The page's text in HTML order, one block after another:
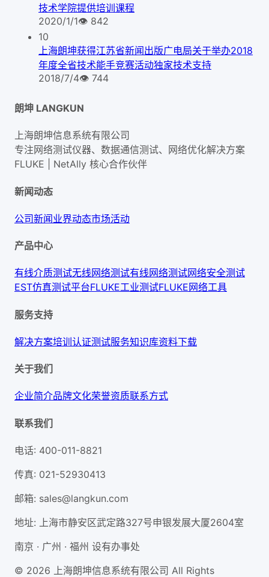
技术学院提供培训课程
2020/1/1👁 842
10
上海朗坤获得江苏省新闻出版广电局关于举办2018
年度全省技术能手竞赛活动独家技术支持
2018/7/4👁 744
朗坤 LANGKUN
上海朗坤信息系统有限公司
专注网络测试仪器、数据通信测试、网络优化解决方案
FLUKE | NetAlly 核心合作伙伴
新闻动态
公司新闻业界动态市场活动
产品中心
有线介质测试无线网络测试有线网络测试网络安全测试
EST仿真测试平台FLUKE工业测试FLUKE网络工具
服务支持
解决方案培训认证测试服务知识库资料下载
关于我们
企业简介品牌文化荣誉资质联系方式
联系我们
电话: 400-011-8821
传真: 021-52930413
邮箱: sales@langkun.com
地址:
上海市静安区武定路327号申银发展大厦2604室
南京 · 广州 · 福州 设有办事处
© 2026 上海朗坤信息系统有限公司 All Rights